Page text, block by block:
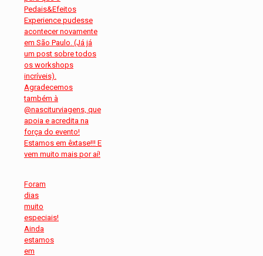
Foram
dias
muito
especiais!
Ainda
estamos
em